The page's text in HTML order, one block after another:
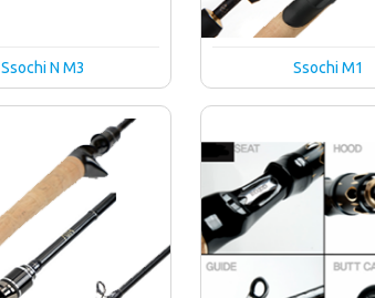
Ssochi N M3 Ssochi M1